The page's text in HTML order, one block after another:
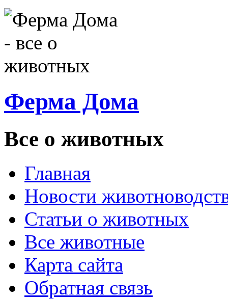
Ферма Дома
Все о животных
Главная
Новости
Статьи о животных
Все животные
Карта сайта
Обратная связь